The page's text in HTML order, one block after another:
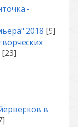
-
2018 [9]
[23]
в